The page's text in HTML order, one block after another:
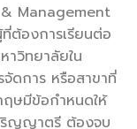
Management
ต้องการเรียนต่อ
วิทยาลัยใน
ดการ หรือสาขาที่
ฤษมีข้อกำหนดให้
ริญญาตรี ต้องจบ